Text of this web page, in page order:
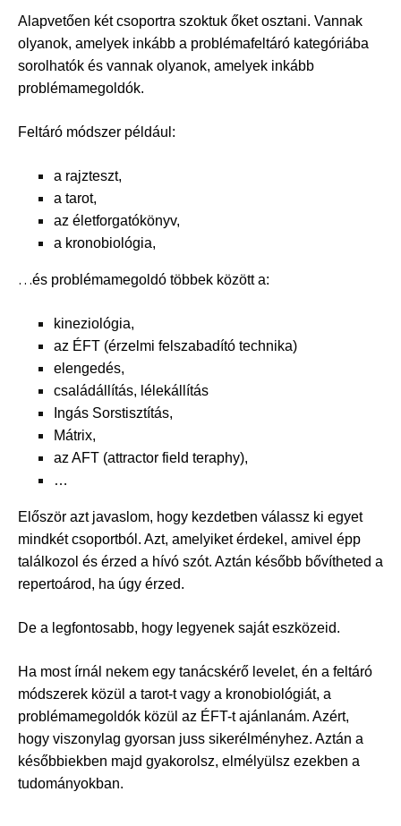
Alapvetően két csoportra szoktuk őket osztani. Vannak
olyanok, amelyek inkább a problémafeltáró kategóriába
sorolhatók és vannak olyanok, amelyek inkább
problémamegoldók.
Feltáró módszer például:
a rajzteszt,
a tarot,
az életforgatókönyv,
a kronobiológia,
…és problémamegoldó többek között a:
kineziológia,
az ÉFT (érzelmi felszabadító technika)
elengedés,
családállítás, lélekállítás
Ingás Sorstisztítás,
Mátrix,
az AFT (attractor field teraphy),
…
Először azt javaslom, hogy kezdetben válassz ki egyet
mindkét csoportból. Azt, amelyiket érdekel, amivel épp
találkozol és érzed a hívó szót. Aztán később bővítheted a
repertoárod, ha úgy érzed.
De a legfontosabb, hogy legyenek saját eszközeid.
Ha most írnál nekem egy tanácskérő levelet, én a feltáró
módszerek közül a tarot-t vagy a kronobiológiát, a
problémamegoldók közül az ÉFT-t ajánlanám. Azért,
hogy viszonylag gyorsan juss sikerélményhez. Aztán a
későbbiekben majd gyakorolsz, elmélyülsz ezekben a
tudományokban.